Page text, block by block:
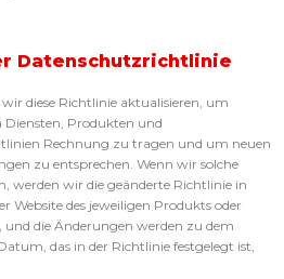
Datenschutzrichtlinie
diese Richtlinie aktualisieren, um
Produkten und
Rechnung zu tragen und um neuen
zu entsprechen. Wenn wir solche
werden wir die geänderte Richtlinie in
Website des jeweiligen Produkts oder
und die Änderungen werden zu dem
das in der Richtlinie festgelegt ist,